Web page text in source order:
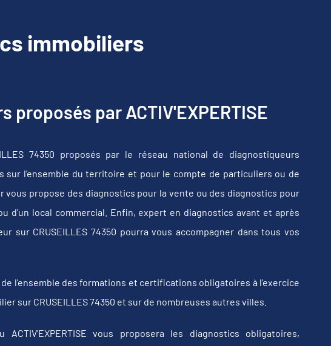
immobiliers
par ACTIV'EXPERTISE
74350 proposés par le réseau national de diagnostiqueurs
sur l'ensemble du territoire et pour le compte de particuliers ou de
propose des diagnostics pour la vente ou des diagnostics pour
d'un local commercial. Enfin, expert en diagnostics avant et après
sur CRUSEILLES 74350 pourra vous accompagner dans tous vos
l'ensemble des formations et certifications obligatoires à l'exercice
sur CRUSEILLES 74350 et sur de nombreuses autres villes.
vous proposera les diagnostics obligatoires,